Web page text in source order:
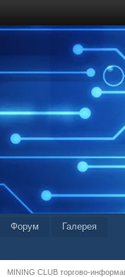
Форум Галерея
MINING CLUB торгово-